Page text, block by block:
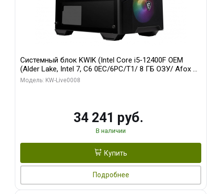
Системный блок KWIK (Intel Core i5-12400F OEM
(Alder Lake, Intel 7, C6 0EC/6PC/T1/ 8 ГБ ОЗУ/ Afox R5
220 1GB DDR3 64bit VGA DVI HDMI 1FAN LP RTL / 128
Модель: KW-Live0008
34 241 руб.
В наличии
Купить
Подробнее